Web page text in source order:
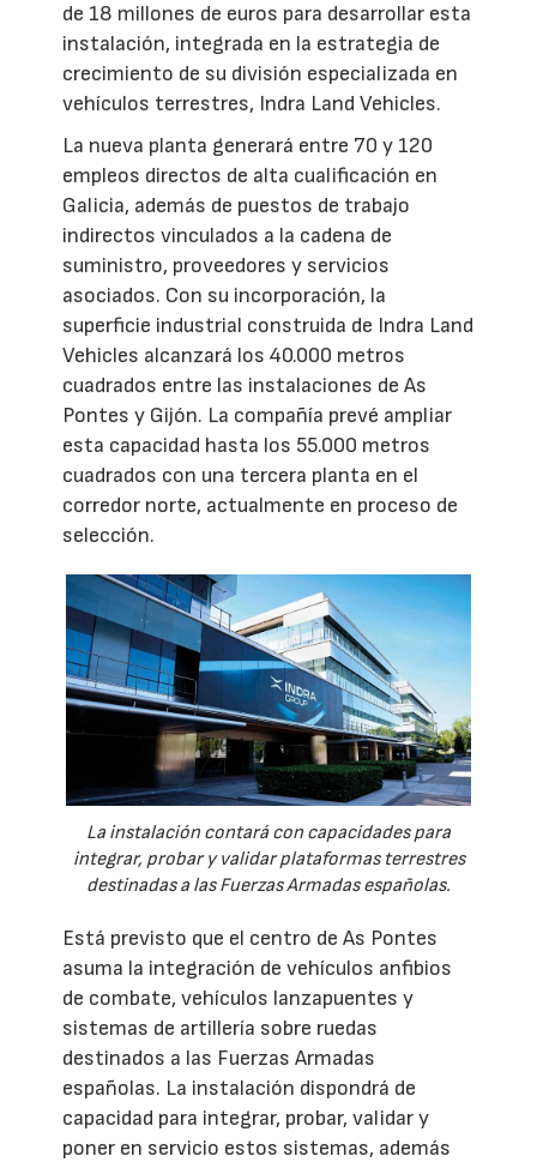
de 18 millones de euros para desarrollar esta
instalación, integrada en la estrategia de
crecimiento de su división especializada en
vehículos terrestres, Indra Land Vehicles.
La nueva planta generará entre 70 y 120
empleos directos de alta cualificación en
Galicia, además de puestos de trabajo
indirectos vinculados a la cadena de
suministro, proveedores y servicios
asociados. Con su incorporación, la
superficie industrial construida de Indra Land
Vehicles alcanzará los 40.000 metros
cuadrados entre las instalaciones de As
Pontes y Gijón. La compañía prevé ampliar
esta capacidad hasta los 55.000 metros
cuadrados con una tercera planta en el
corredor norte, actualmente en proceso de
selección.
La instalación contará con capacidades para
integrar, probar y validar plataformas terrestres
destinadas a las Fuerzas Armadas españolas.
Está previsto que el centro de As Pontes
asuma la integración de vehículos anfibios
de combate, vehículos lanzapuentes y
sistemas de artillería sobre ruedas
destinados a las Fuerzas Armadas
españolas. La instalación dispondrá de
capacidad para integrar, probar, validar y
poner en servicio estos sistemas, además